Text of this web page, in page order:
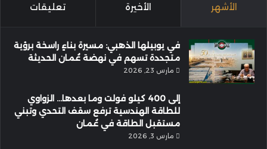
الأشهر الأخيرة تعليقات
في يوبيلها الذهبي: مسيرة بناءٍ راسخة برؤية
متجددة تسهم في نهضة عُمان الحديثة
مارس 23, 2026
إلى 400 كيلو فولت وما بعدها… الزواوي
للطاقة الهندسية ترفع سقف التحدي وتبني
مستقبل الطاقة في عُمان
مارس 3, 2026